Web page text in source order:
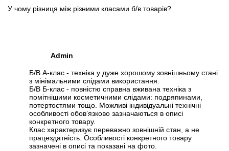
У чому різниця між різними класами б/в товарів?
Admin
Б/В А-клас - техніка у дуже хорошому зовнішньому стані
з мінімальними слідами використання.
Б/В Б-клас - повністю справна вживана техніка з
помітнішими косметичними слідами: подряпинами,
потертостями тощо. Можливі індивідуальні технічні
особливості обов’язково зазначаються в описі
конкретного товару.
Клас характеризує переважно зовнішній стан, а не
працездатність. Особливості конкретного товару
зазначені в описі та показані на фото.